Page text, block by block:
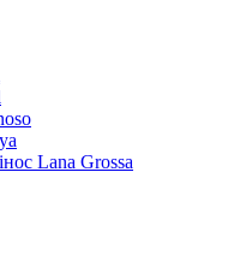
Lana Grossa